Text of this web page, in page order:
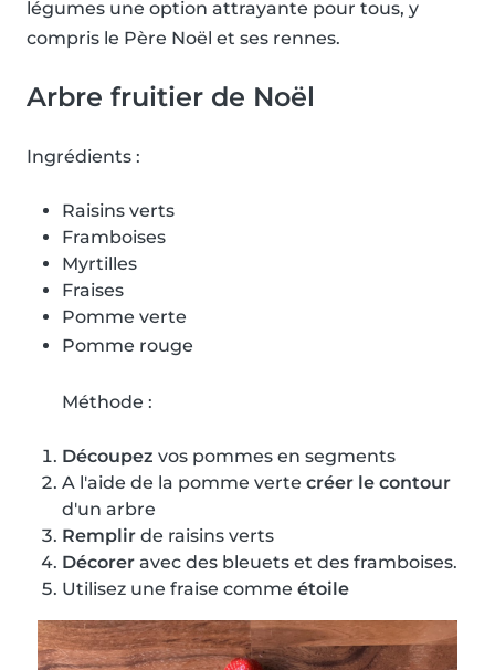
légumes une option attrayante pour tous, y
compris le Père Noël et ses rennes.
Arbre fruitier de Noël
Ingrédients :
Raisins verts
Framboises
Myrtilles
Fraises
Pomme verte
Pomme rouge
Méthode :
Découpez vos pommes en segments
A l'aide de la pomme verte créer le contour
d'un arbre
Remplir de raisins verts
Décorer avec des bleuets et des framboises.
Utilisez une fraise comme étoile